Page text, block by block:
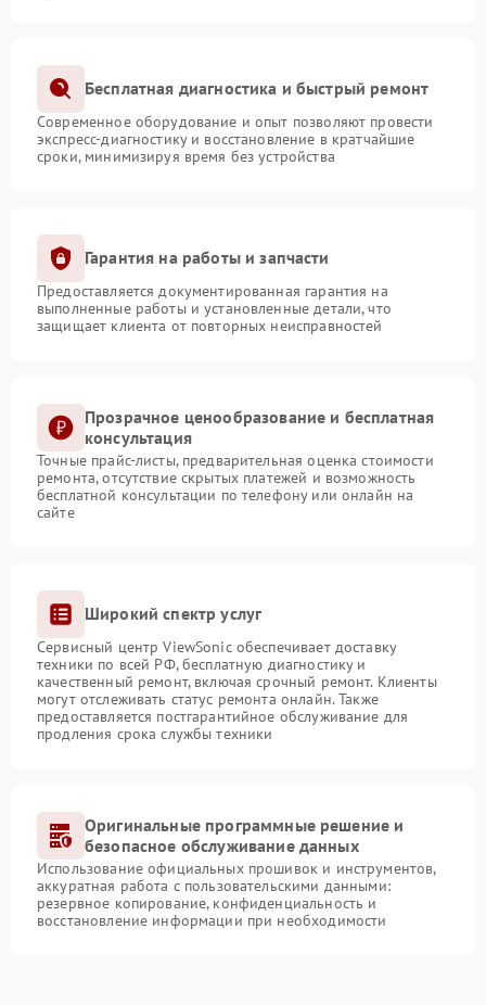
Бесплатная диагностика и быстрый ремонт
Современное оборудование и опыт позволяют провести
экспресс-диагностику и восстановление в кратчайшие
сроки, минимизируя время без устройства
Гарантия на работы и запчасти
Предоставляется документированная гарантия на
выполненные работы и установленные детали, что
защищает клиента от повторных неисправностей
Прозрачное ценообразование и бесплатная
консультация
Точные прайс-листы, предварительная оценка стоимости
ремонта, отсутствие скрытых платежей и возможность
бесплатной консультации по телефону или онлайн на
сайте
Широкий спектр услуг
Сервисный центр ViewSonic обеспечивает доставку
техники по всей РФ, бесплатную диагностику и
качественный ремонт, включая срочный ремонт. Клиенты
могут отслеживать статус ремонта онлайн. Также
предоставляется постгарантийное обслуживание для
продления срока службы техники
Оригинальные программные решение и
безопасное обслуживание данных
Использование официальных прошивок и инструментов,
аккуратная работа с пользовательскими данными:
резервное копирование, конфиденциальность и
восстановление информации при необходимости